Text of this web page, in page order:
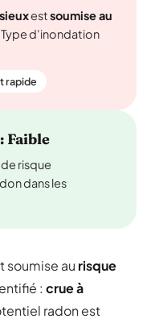
estsoumise au
Type d'inondation
rapide
Faible
de risque
dans les
soumise au risque
: crue à
radon est